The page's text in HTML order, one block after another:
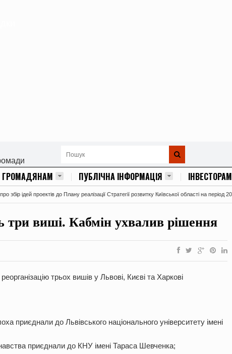
ГРОМАДЯНАМ ПУБЛІЧНА ІНФОРМАЦІЯ ІНВЕСТОРАМ
збір ідей проектів до Плану реалізації Стратегії розвитку Київської області на
три виші. Кабмін ухвалив рішення
трьох вишів у Львові, Києві та Харкові
приєднали до Львівського національного університету імені
приєднали до КНУ імені Тараса Шевченка;